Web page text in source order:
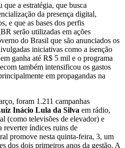
a estratégia, que busca
da presença digital,
e que as bases dos perfis
serão utilizadas em ações
do Brasil que são anunciados os
iniciativas como a isenção
ganha até R$ 5 mil e o programa
também intensificou os gastos
em propagandas na
foram 1.211 campanhas
Inácio Lula da Silva em rádio,
(como televisões de elevador) e
reverter índices ruins de
promove nesta quinta-feira, 3, um
dos dois primeiros anos da gestão. A